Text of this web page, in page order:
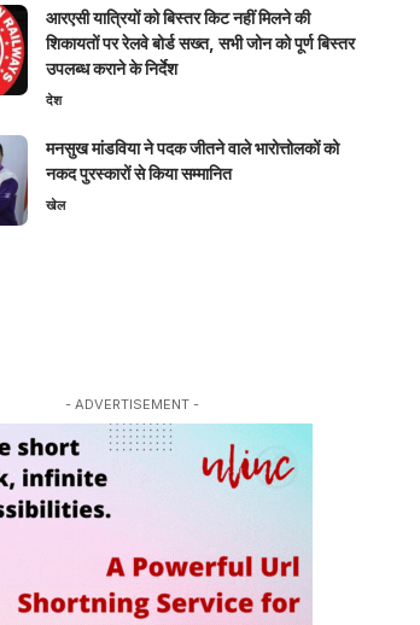
आरएसी यात्रियों को बिस्तर किट नहीं मिलने की
शिकायतों पर रेलवे बोर्ड सख्त, सभी जोन को पूर्ण बिस्तर
उपलब्ध कराने के निर्देश
देश
मनसुख मांडविया ने पदक जीतने वाले भारोत्तोलकों को
नकद पुरस्कारों से किया सम्मानित
खेल
- ADVERTISEMENT -